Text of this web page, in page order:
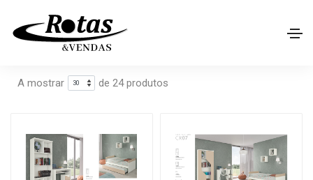
Loja Procurar
A mostrar de 24 produtos